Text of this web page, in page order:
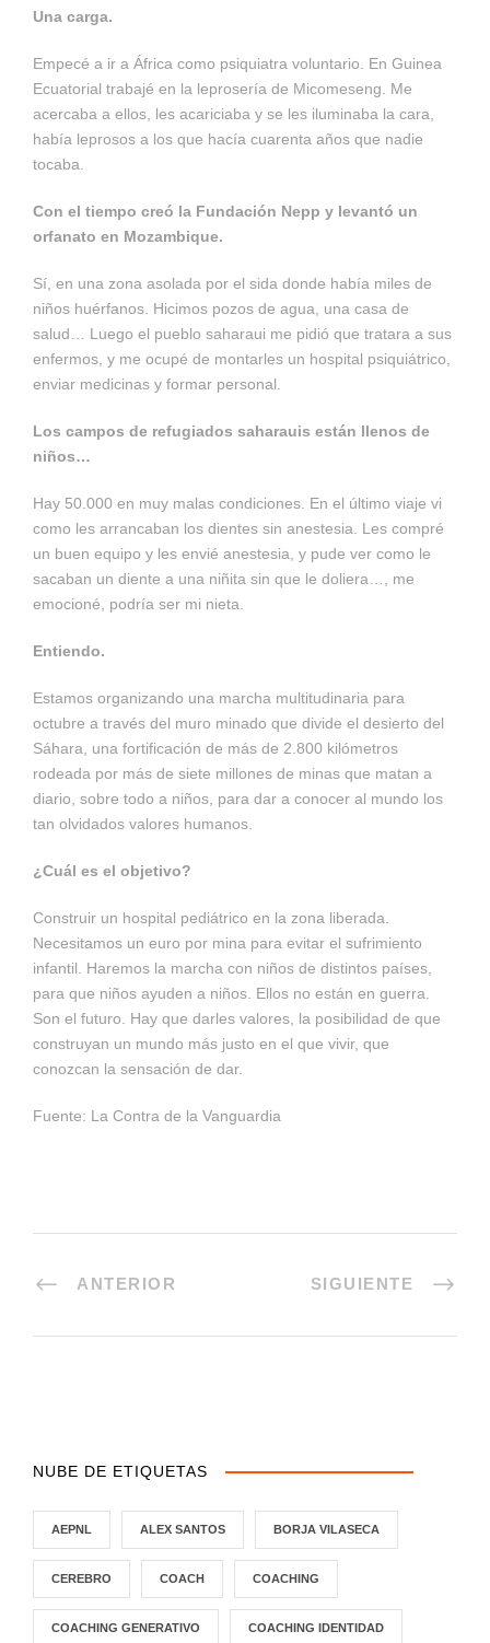
Una carga.
Empecé a ir a África como psiquiatra voluntario. En Guinea
Ecuatorial trabajé en la lepro­sería de Micomeseng. Me
acercaba a ellos, les acariciaba y se les iluminaba la cara,
había ­leprosos a los que hacía cuarenta años que nadie
tocaba.
Con el tiempo creó la Fundación Nepp y levantó un
orfanato en Mozambique.
Sí, en una zona asolada por el sida donde había miles de
niños huérfanos. Hicimos pozos de agua, una casa de
salud… Luego el pueblo saharaui me pidió que tratara a sus
enfermos, y me ocupé de montarles un hospital psiquiátrico,
enviar medicinas y formar personal.
Los campos de refugiados saharauis están llenos de
niños…
Hay 50.000 en muy malas condiciones. En el último viaje vi
como les arrancaban los dientes sin anestesia. Les compré
un buen equipo y les envié anestesia, y pude ver como le
sacaban un diente a una niñita sin que le doliera…, me
emocioné, podría ser mi nieta.
Entiendo.
Estamos organizando una marcha multitudinaria para
octubre a través del muro minado que divide el desierto del
Sáhara, una fortificación de más de 2.800 kilómetros
rodeada por más de siete millones de minas que matan a
diario, sobre todo a niños, para dar a conocer al mundo los
tan olvidados valores humanos.
¿Cuál es el objetivo?
Construir un hospital pediátrico en la zona liberada.
Necesitamos un euro por mina para evitar el sufrimiento
infantil. Haremos la marcha con niños de distintos países,
para que niños ayuden a niños. Ellos no están en guerra.
Son el futuro. Hay que darles valores, la posibilidad de que
construyan un mundo más justo en el que vivir, que
conozcan la sensación de dar.
Fuente: La Contra de la Vanguardia
ANTERIOR SIGUIENTE
NUBE DE ETIQUETAS
AEPNL ALEX SANTOS BORJA VILASECA
CEREBRO COACH COACHING
COACHING GENERATIVO COACHING IDENTIDAD